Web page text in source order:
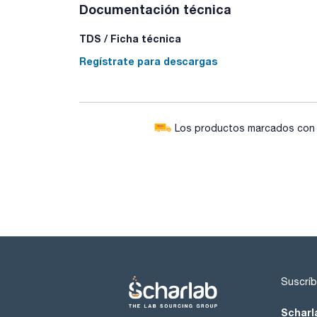
Documentación técnica
TDS / Ficha técnica
Regístrate para descargas
Los productos marcados con